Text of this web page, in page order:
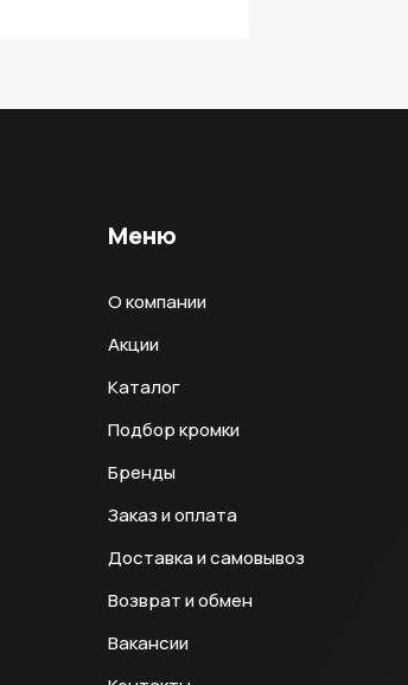
Меню
О компании
Акции
Каталог
Подбор кромки
Бренды
Заказ и оплата
Доставка и самовывоз
Возврат и обмен
Вакансии